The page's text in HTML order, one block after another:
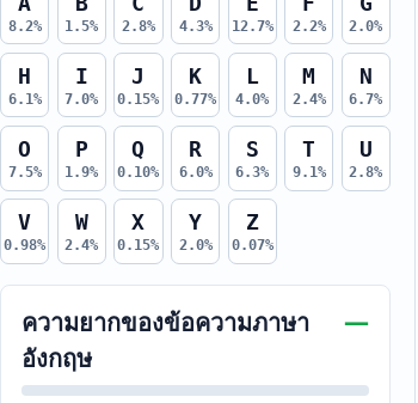
8.2% 1.5% 2.8% 4.3% 12.7% 2.2% 2.0%
H
6.1%
I
7.0%
J
0.15%
K
0.77%
L
4.0%
M
2.4%
N
6.7%
O
7.5%
P
1.9%
Q
0.10%
R
6.0%
S
6.3%
T
9.1%
U
2.8%
V
0.98%
W
2.4%
X
0.15%
Y
2.0%
Z
0.07%
ความยากของข้อความภาษา
อังกฤษ
—